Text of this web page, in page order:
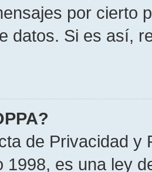
por cierto
datos. Si es así,
de Privacidad
1998, es una ley